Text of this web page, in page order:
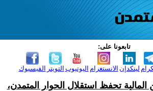
تابعونا على:
الفيسبوك التويتر اليوتيوب الانستغرام لينكدإن
المالية تحفظ استقلال الحوار المتمدن،